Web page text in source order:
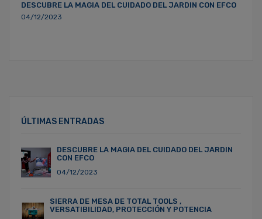
DESCUBRE LA MAGIA DEL CUIDADO DEL JARDIN CON EFCO
04/12/2023
ÚLTIMAS ENTRADAS
DESCUBRE LA MAGIA DEL CUIDADO DEL JARDIN
CON EFCO
04/12/2023
SIERRA DE MESA DE TOTAL TOOLS ,
VERSATIBILIDAD, PROTECCIÓN Y POTENCIA